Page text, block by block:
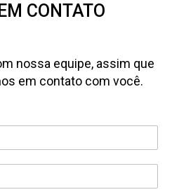
CONTATO
nossa equipe, assim que
em contato com você.